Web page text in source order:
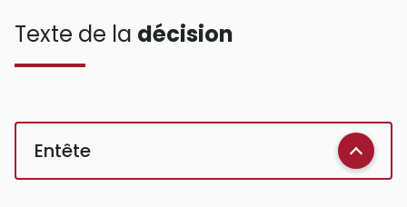
Texte de la décision
Entête